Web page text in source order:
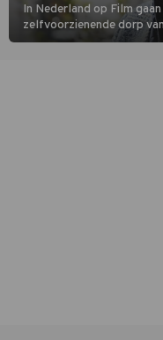
In Nederland op Film
zelfvoorzienende dorp
Daniëls de kijkers